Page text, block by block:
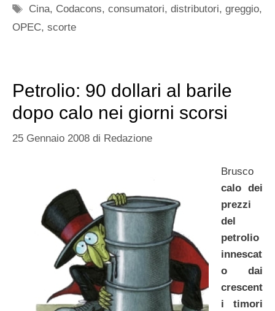
Tag
Cina, Codacons,consumatori,distributori,greggio,
OPEC, scorte
Petrolio: 90 dollari al barile
dopo calo nei giorni scorsi
25 Gennaio 2008 di Redazione
Brusco
calo dei
prezzi
del
petrolio
innescat
o dai
crescent
i timori